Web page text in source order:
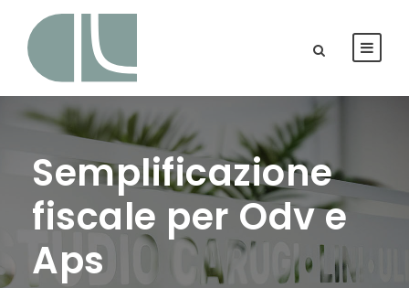
Semplificazione
fiscale per Odv e
Aps